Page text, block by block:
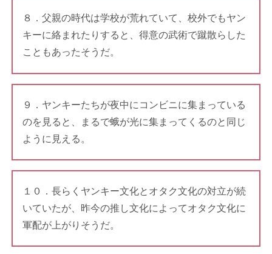
８．父親の時代は学校が荒れていて、校外でもヤン
キーに絡まれたりすると、得意の武術で蹴散らした
こともあったそうだ。
９．ヤンキーたちが夜中にコンビニに集まっている
のを見ると、まるで蛾が光に集まってくるのと同じ
ように見える。
１０．長らくヤンキー文化とオタク文化の対立が続
いていたが、昨今の推し文化によってオタク文化に
軍配が上がりそうだ。